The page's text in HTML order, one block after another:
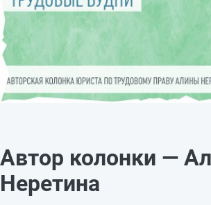
Автор колонки —
Неретина